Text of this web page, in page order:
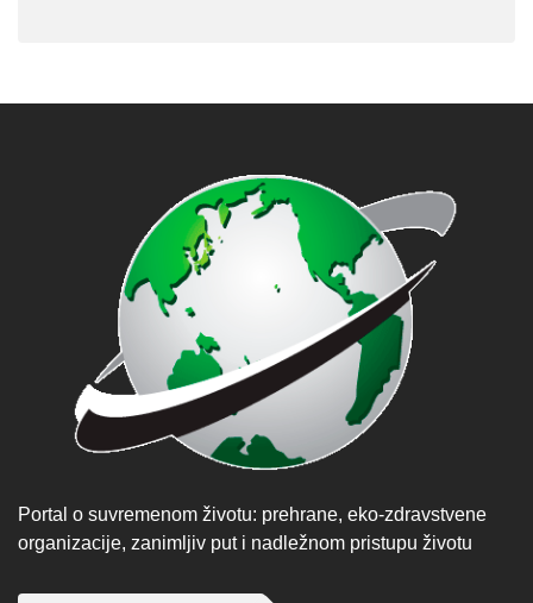
Portal o suvremenom životu: prehrane, eko-zdravstvene
organizacije, zanimljiv put i nadležnom pristupu životu